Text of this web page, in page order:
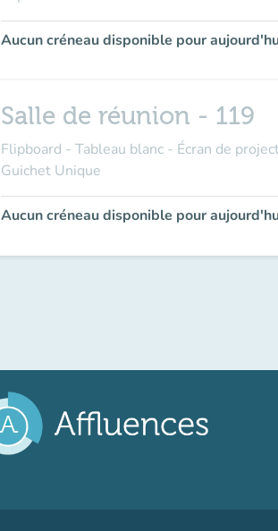
Aucun créneau disponible pour
Salle de réunion - 119
Flipboard - Tableau blanc - Écran de
Guichet Unique
Aucun créneau disponible pour